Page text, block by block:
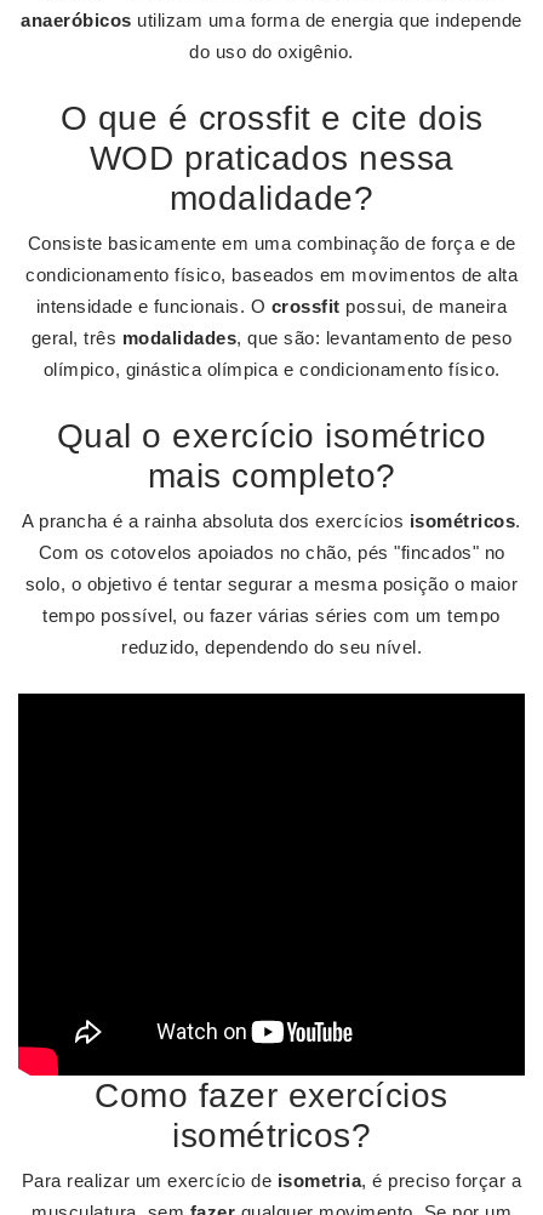
anaeróbicos utilizam uma forma de energia que independe
do uso do oxigênio.
O que é crossfit e cite dois
WOD praticados nessa
modalidade?
Consiste basicamente em uma combinação de força e de
condicionamento físico, baseados em movimentos de alta
intensidade e funcionais. O crossfit possui, de maneira
geral, três modalidades, que são: levantamento de peso
olímpico, ginástica olímpica e condicionamento físico.
Qual o exercício isométrico
mais completo?
A prancha é a rainha absoluta dos exercícios isométricos.
Com os cotovelos apoiados no chão, pés "fincados" no
solo, o objetivo é tentar segurar a mesma posição o maior
tempo possível, ou fazer várias séries com um tempo
reduzido, dependendo do seu nível.
Como fazer exercícios
isométricos?
Para realizar um exercício de isometria, é preciso forçar a